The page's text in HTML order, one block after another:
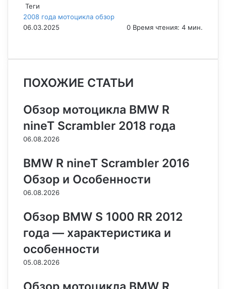
Теги
2008 года мотоцикла обзор
06.03.2025
0 Время чтения: 4 мин.
c
b
k
n
e
s
t
о
т
т
е
н
к
с
с
и
и
s
e
e
r
s
e
e
r
a
s
p
l
g
m
b
r
ч
т
ь
ПОХОЖИЕ СТАТЬИ
Обзор мотоцикла BMW R
nineT Scrambler 2018 года
06.08.2026
BMW R nineT Scrambler 2016
Обзор и Особенности
06.08.2026
Обзор BMW S 1000 RR 2012
года — характеристика и
особенности
05.08.2026